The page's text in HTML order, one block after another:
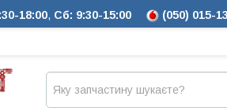
18:00, Сб: 9:30-15:00 (050) 015-